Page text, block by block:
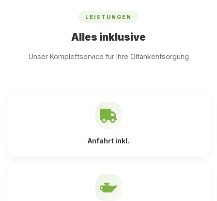
LEISTUNGEN
Alles inklusive
Unser Komplettservice für Ihre Öltankentsorgung
Anfahrt inkl.